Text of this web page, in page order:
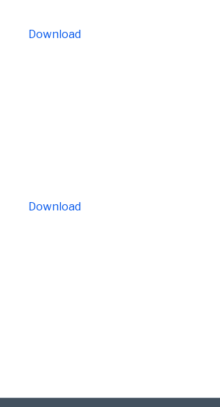
Download
Download